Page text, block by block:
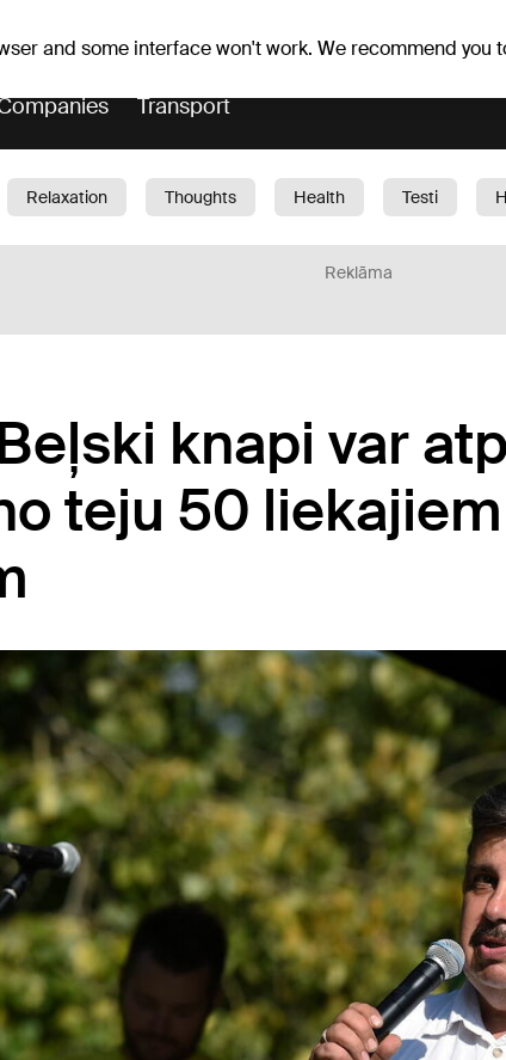
and some interface won't work. We recommend you
Transport
Relaxation Thoughts Health Testi
Reklāma
knapi var
teju 50 liekajiem